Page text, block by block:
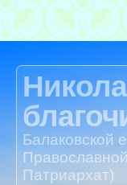
Балаковской
Патриархат)